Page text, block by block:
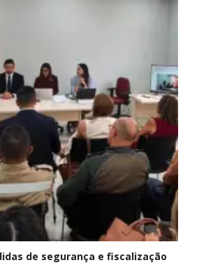
de segurança e fiscalização